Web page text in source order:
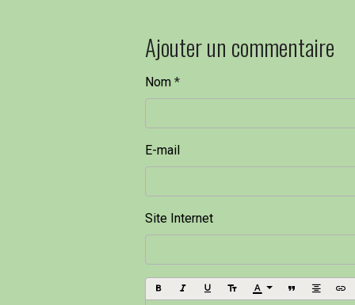
Ajouter un commentaire
Nom
E-mail
Site Internet